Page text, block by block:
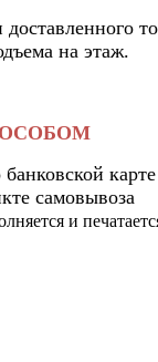
на этаж.
карте
самовывоза
и